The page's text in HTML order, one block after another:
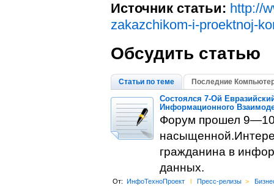
Источник статьи: http://
zakazchikom-i-proektnoj-
Обсудить статью
Статьи по теме Последние
Состоялся 7-Ой
Информационного
Форум прошел
гражданина в
данных.
От: ИнфоТехноПроект l Пресс-релизы >